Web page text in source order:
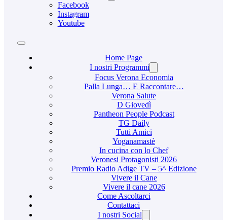
Facebook
Instagram
Youtube
Home Page
I nostri Programmi
Focus Verona Economia
Palla Lunga… E Raccontare…
Verona Salute
D Giovedì
Pantheon People Podcast
TG Daily
Tutti Amici
Yoganamastè
In cucina con lo Chef
Veronesi Protagonisti 2026
Premio Radio Adige TV – 5^ Edizione
Vivere il Cane
Vivere il cane 2026
Come Ascoltarci
Contattaci
I nostri Social